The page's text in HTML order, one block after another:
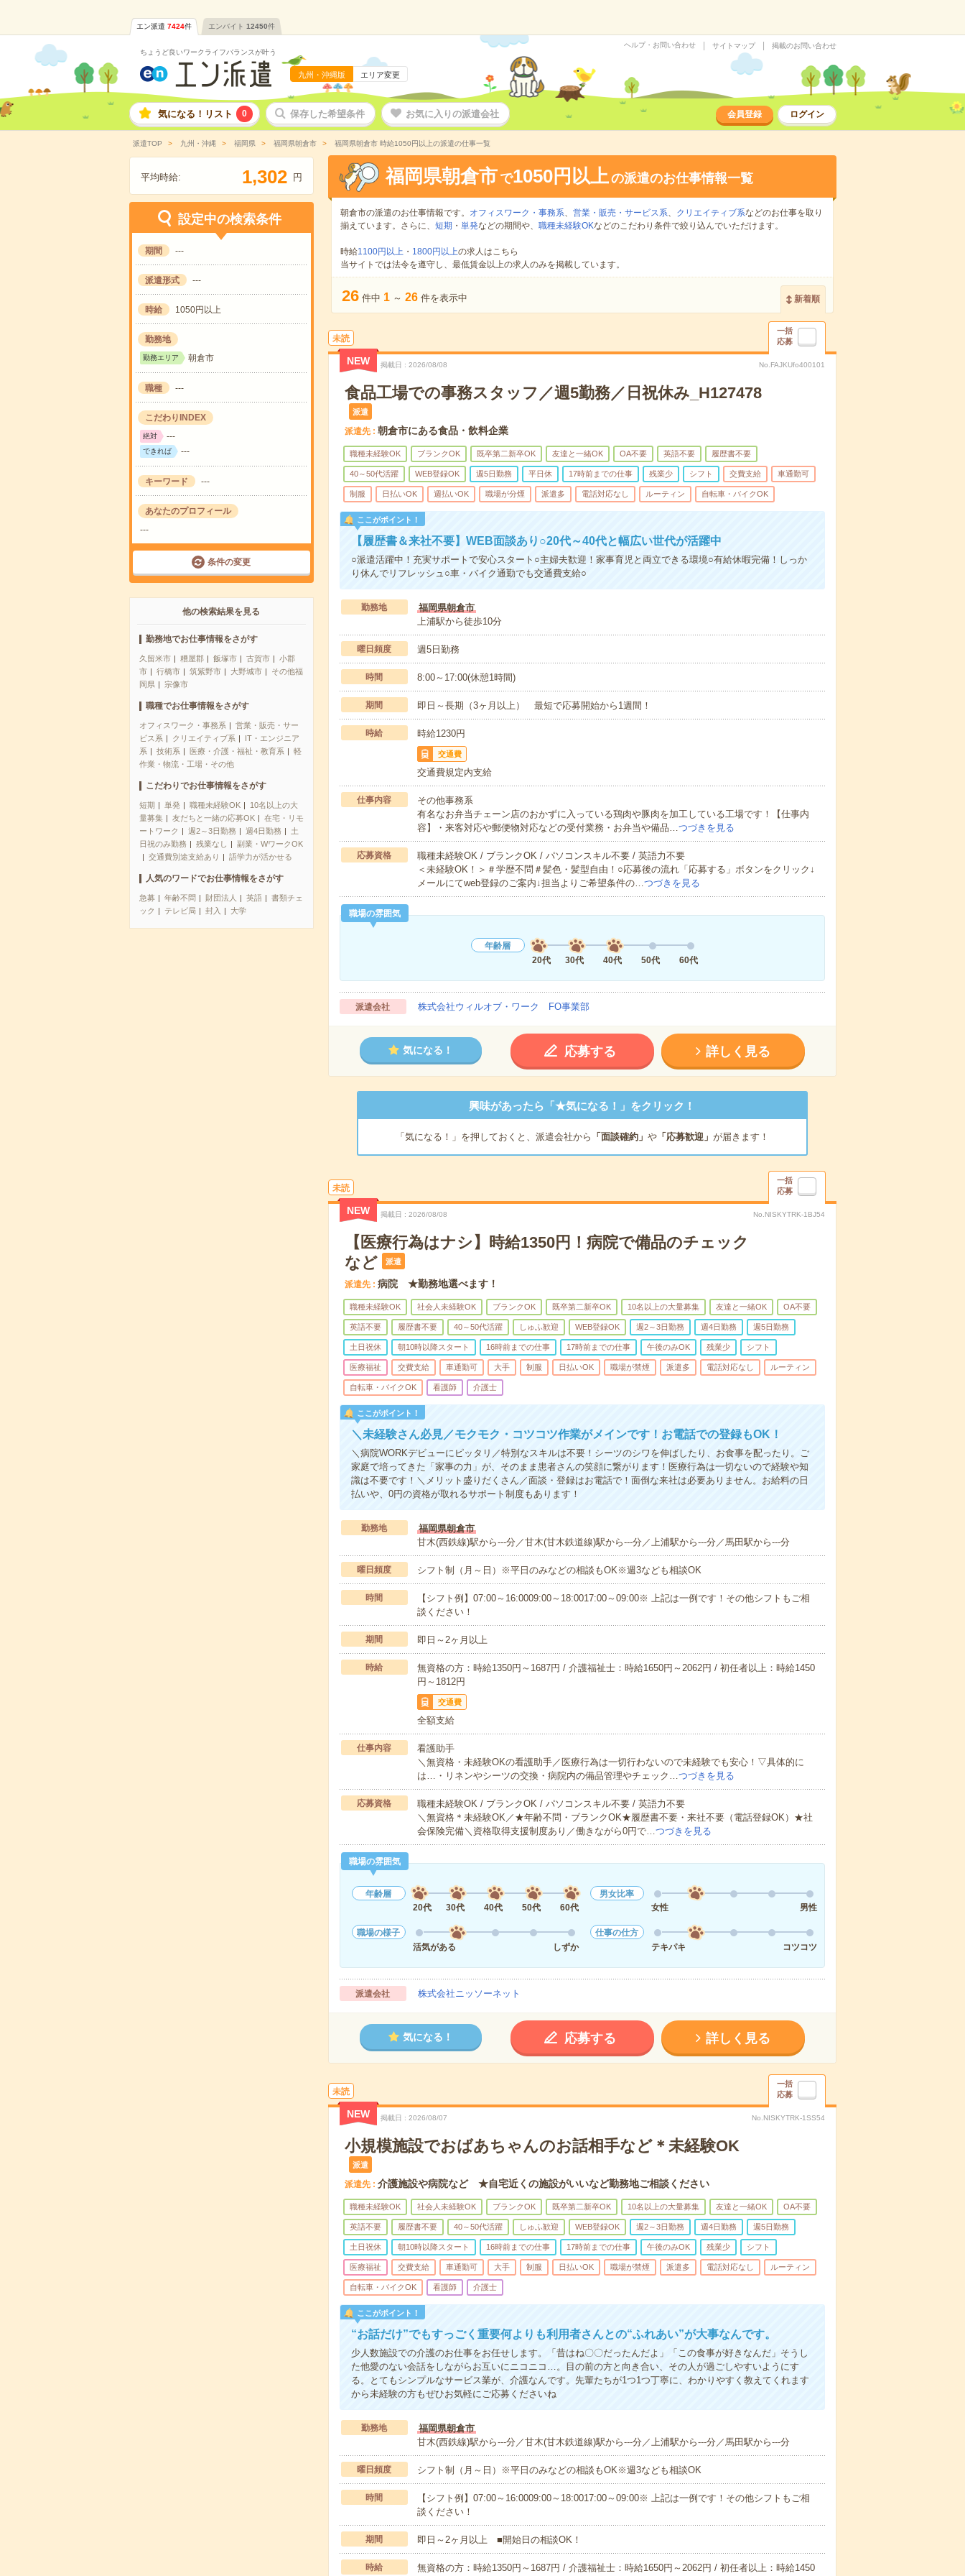
エン派遣 7424件 エンバイト 12450件
ちょうど良いワークライフバランスが叶う
九州・沖縄版 エリア変更
ヘルプ・お問い合わせ サイトマップ 掲載のお問い合わせ
気になる！リスト 0 保存した希望条件 お気に入りの派遣会社 会員登録 ログイン
派遣TOP 九州・沖縄 福岡県 福岡県朝倉市 福岡県朝倉市 時給1050円以上の派遣の仕事一覧
平均時給: 1,302 円
設定中の検索条件
期間 ---
派遣形式 ---
時給 1050円以上
勤務地
勤務エリア 朝倉市
職種 ---
こだわりINDEX
絶対 ---
できれば ---
キーワード ---
あなたのプロフィール
---
条件の変更
他の検索結果を見る
勤務地でお仕事情報をさがす
久留米市 糟屋郡 飯塚市 古賀市
小郡
市
行橋市 筑紫野市 大野城市
その他福
岡県
宗像市
職種でお仕事情報をさがす
オフィスワーク・事務系
営業・販売・サー
ビス系
クリエイティブ系
IT・エンジニア
系
技術系 医療・介護・福祉・教育系
軽
作業・物流・工場・その他
こだわりでお仕事情報をさがす
短期 単発 職種未経験OK
10名以上の大
量募集
友だちと一緒の応募OK
在宅・リモ
ートワーク
週2～3日勤務 週4日勤務
土
日祝のみ勤務
残業なし
副業・WワークOK
交通費別途支給あり
語学力が活かせる
人気のワードでお仕事情報をさがす
急募 年齢不問 財団法人 英語
書類チェ
ック
テレビ局 封入 大学
福岡県朝倉市 で1050円以上の派遣のお仕事情報一覧
朝倉市の派遣のお仕事情報です。 オフィスワーク・事務系、 営業・販売・サービス系、 クリエイティブ系などのお仕事を取り
揃えています。さらに、 短期 ・ 単発などの期間や、 職種未経験OKなどのこだわり条件で絞り込んでいただけます。
時給1100円以上・ 1800円以上の求人はこちら
当サイトでは法令を遵守し、最低賃金以上の求人のみを掲載しています。
26 件中 1 ～ 26 件を表示中 新着順
未読
一括
応募
NEW 掲載日 2026/08/08 No.FAJKUfo400101
食品工場での事務スタッフ／週5勤務／日祝休み_H127478
派遣
派遣先 朝倉市にある食品・飲料企業
職種未経験OK ブランクOK 既卒第二新卒OK 友達と一緒OK OA不要 英語不要 履歴書不要
40～50代活躍 WEB登録OK 週5日勤務 平日休 17時前までの仕事 残業少 シフト 交費支給 車通勤可
制服 日払いOK 週払いOK 職場が分煙 派遣多 電話対応なし ルーティン 自転車・バイクOK
ここがポイント！
【履歴書＆来社不要】WEB面談あり○20代～40代と幅広い世代が活躍中
○派遣活躍中！充実サポートで安心スタート○主婦夫歓迎！家事育児と両立できる環境○有給休暇完備！しっか
り休んでリフレッシュ○車・バイク通勤でも交通費支給○
勤務地
福岡県朝倉市
上浦駅から徒歩10分
曜日頻度 週5日勤務
時間 8:00～17:00(休憩1時間)
期間 即日～長期（3ヶ月以上） 最短で応募開始から1週間！
時給 時給1230円
交通費
交通費規定内支給
仕事内容
その他事務系
有名なお弁当チェーン店のおかずに入っている鶏肉や豚肉を加工している工場です！【仕事内
容】・来客対応や郵便物対応などの受付業務・お弁当や備品…つづきを見る
応募資格
職種未経験OK / ブランクOK / パソコンスキル不要 / 英語力不要
＜未経験OK！＞＃学歴不問＃髪色・髪型自由！○応募後の流れ「応募する」ボタンをクリック↓
メールにてweb登録のご案内↓担当よりご希望条件の…つづきを見る
職場の雰囲気
年齢層
20代
30代 40代 50代 60代
派遣会社 株式会社ウィルオブ・ワーク FO事業部
気になる！ 応募する 詳しく見る
興味があったら「★気になる！」をクリック！
「気になる！」を押しておくと、派遣会社から 「面談確約」 や「応募歓迎」 が届きます！
未読
一括
応募
NEW 掲載日 2026/08/08 No.NISKYTRK-1BJ54
【医療行為はナシ】時給1350円！病院で備品のチェック
など
派遣
派遣先 病院 ★勤務地選べます！
職種未経験OK 社会人未経験OK ブランクOK 既卒第二新卒OK 10名以上の大量募集 友達と一緒OK OA不要
英語不要 履歴書不要 40～50代活躍 しゅふ歓迎 WEB登録OK 週2～3日勤務 週4日勤務 週5日勤務
土日祝休 朝10時以降スタート 16時前までの仕事 17時前までの仕事 午後のみOK 残業少 シフト
医療福祉 交費支給 車通勤可 大手 制服 日払いOK 職場が禁煙 派遣多 電話対応なし ルーティン
自転車・バイクOK 看護師 介護士
ここがポイント！
＼未経験さん必見／モクモク・コツコツ作業がメインです！お電話での登録もOK！
＼病院WORKデビューにピッタリ／特別なスキルは不要！シーツのシワを伸ばしたり、お食事を配ったり。ご
家庭で培ってきた「家事の力」が、そのまま患者さんの笑顔に繋がります！医療行為は一切ないので経験や知
識は不要です！＼メリット盛りだくさん／面談・登録はお電話で！面倒な来社は必要ありません。お給料の日
払いや、0円の資格が取れるサポート制度もあります！
勤務地
福岡県朝倉市
甘木(西鉄線)駅から---分／甘木(甘木鉄道線)駅から---分／上浦駅から---分／馬田駅から---分
曜日頻度 シフト制（月～日）※平日のみなどの相談もOK※週3なども相談OK
時間
【シフト例】07:00～16:0009:00～18:0017:00～09:00※ 上記は一例です！その他シフトもご相
談ください！
期間 即日～2ヶ月以上
時給
無資格の方：時給1350円～1687円 / 介護福祉士：時給1650円～2062円 / 初任者以上：時給1450
円～1812円
交通費
全額支給
仕事内容
看護助手
＼無資格・未経験OKの看護助手／医療行為は一切行わないので未経験でも安心！▽具体的に
は…・リネンやシーツの交換・病院内の備品管理やチェック… つづきを見る
応募資格
職種未経験OK / ブランクOK / パソコンスキル不要 / 英語力不要
＼無資格＊未経験OK／★年齢不問・ブランクOK★履歴書不要・来社不要（電話登録OK）★社
会保険完備＼資格取得支援制度あり／働きながら0円で… つづきを見る
職場の雰囲気
年齢層
20代
30代 40代 50代 60代
男女比率
女性
男性
職場の様子
活気がある
しずか
仕事の仕方
テキパキ
コツコツ
派遣会社 株式会社ニッソーネット
気になる！ 応募する 詳しく見る
未読
一括
応募
NEW 掲載日 2026/08/07 No.NISKYTRK-1SS54
小規模施設でおばあちゃんのお話相手など＊未経験OK
派遣
派遣先 介護施設や病院など ★自宅近くの施設がいいなど勤務地ご相談ください
職種未経験OK 社会人未経験OK ブランクOK 既卒第二新卒OK 10名以上の大量募集 友達と一緒OK OA不要
英語不要 履歴書不要 40～50代活躍 しゅふ歓迎 WEB登録OK 週2～3日勤務 週4日勤務 週5日勤務
土日祝休 朝10時以降スタート 16時前までの仕事 17時前までの仕事 午後のみOK 残業少 シフト
医療福祉 交費支給 車通勤可 大手 制服 日払いOK 職場が禁煙 派遣多 電話対応なし ルーティン
自転車・バイクOK 看護師 介護士
ここがポイント！
“お話だけ”でもすっごく重要何よりも利用者さんとの“ふれあい”が大事なんです。
少人数施設での介護のお仕事をお任せします。「昔はね〇〇だったんだよ」「この食事が好きなんだ」そうし
た他愛のない会話をしながらお互いにニコニコ…。目の前の方と向き合い、その人が過ごしやすいようにす
る。とてもシンプルなサービス業が、介護なんです。先輩たちが1つ1つ丁寧に、わかりやすく教えてくれます
から未経験の方もぜひお気軽にご応募くださいね
勤務地
福岡県朝倉市
甘木(西鉄線)駅から---分／甘木(甘木鉄道線)駅から---分／上浦駅から---分／馬田駅から---分
曜日頻度 シフト制（月～日）※平日のみなどの相談もOK※週3なども相談OK
時間
【シフト例】07:00～16:0009:00～18:0017:00～09:00※ 上記は一例です！その他シフトもご相
談ください！
期間 即日～2ヶ月以上 ■開始日の相談OK！
時給
無資格の方：時給1350円～1687円 / 介護福祉士：時給1650円～2062円 / 初任者以上：時給1450